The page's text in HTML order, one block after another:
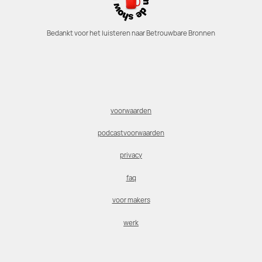
Bedankt voor het luisteren naar Betrouwbare Bronnen
voorwaarden
podcastvoorwaarden
privacy
faq
voor makers
werk